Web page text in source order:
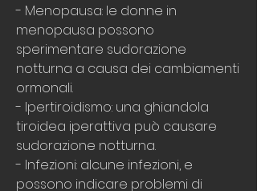
- Menopausa: le donne in
menopausa possono
sperimentare sudorazione
notturna a causa dei cambiamenti
ormonali.
- Ipertiroidismo: una ghiandola
tiroidea iperattiva può causare
sudorazione notturna.
- Infezioni: alcune infezioni, e
possono indicare problemi di